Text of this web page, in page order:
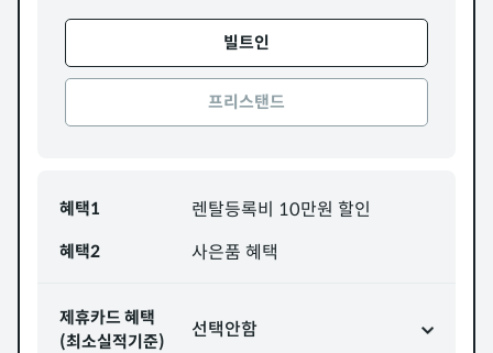
빌트인
프리스탠드
혜택1 렌탈등록비 10만원 할인
혜택2 사은품 혜택
제휴카드 혜택
(최소실적기준)
선택안함